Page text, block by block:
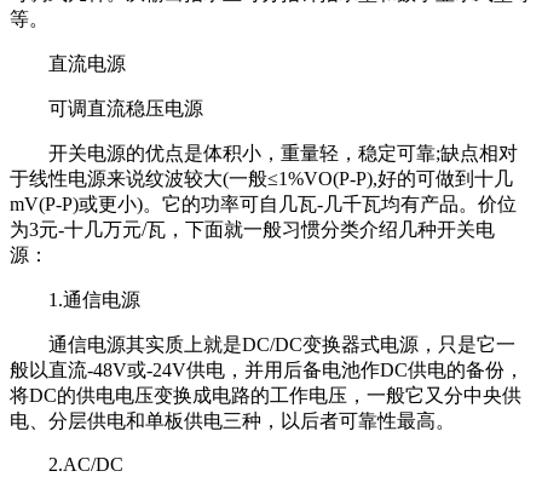
等。
直流电源
可调直流稳压电源
开关电源的优点是体积小，重量轻，稳定可靠;缺点相对
于线性电源来说纹波较大(一般≤1%VO(P-P),好的可做到十几
mV(P-P)或更小)。它的功率可自几瓦-几千瓦均有产品。价位
为3元-十几万元/瓦，下面就一般习惯分类介绍几种开关电
源：
1.通信电源
通信电源其实质上就是DC/DC变换器式电源，只是它一
般以直流-48V或-24V供电，并用后备电池作DC供电的备份，
将DC的供电电压变换成电路的工作电压，一般它又分中央供
电、分层供电和单板供电三种，以后者可靠性最高。
2.AC/DC